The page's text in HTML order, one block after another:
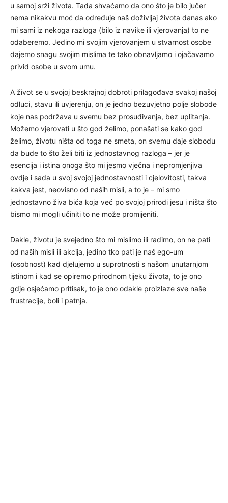
u samoj srži života. Tada shvaćamo da ono što je bilo jučer
nema nikakvu moć da određuje naš doživljaj života danas ako
mi sami iz nekoga razloga (bilo iz navike ili vjerovanja) to ne
odaberemo. Jedino mi svojim vjerovanjem u stvarnost osobe
dajemo snagu svojim mislima te tako obnavljamo i ojačavamo
privid osobe u svom umu.
A život se u svojoj beskrajnoj dobroti prilagođava svakoj našoj
odluci, stavu ili uvjerenju, on je jedno bezuvjetno polje slobode
koje nas podržava u svemu bez prosuđivanja, bez uplitanja.
Možemo vjerovati u što god želimo, ponašati se kako god
želimo, životu ništa od toga ne smeta, on svemu daje slobodu
da bude to što želi biti iz jednostavnog razloga – jer je
esencija i istina onoga što mi jesmo vječna i nepromjenjiva
ovdje i sada u svoj svojoj jednostavnosti i cjelovitosti, takva
kakva jest, neovisno od naših misli, a to je – mi smo
jednostavno živa bića koja već po svojoj prirodi jesu i ništa što
bismo mi mogli učiniti to ne može promijeniti.
Dakle, životu je svejedno što mi mislimo ili radimo, on ne pati
od naših misli ili akcija, jedino tko pati je naš ego-um
(osobnost) kad djelujemo u suprotnosti s našom unutarnjom
istinom i kad se opiremo prirodnom tijeku života, to je ono
gdje osjećamo pritisak, to je ono odakle proizlaze sve naše
frustracije, boli i patnja.